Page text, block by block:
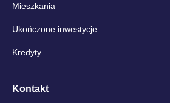
Mieszkania
Ukończone inwestycje
Kredyty
Kontakt